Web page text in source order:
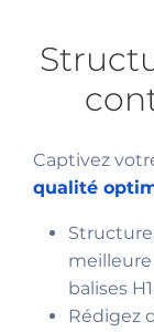
Captivez
qualité
balises
Rédigez